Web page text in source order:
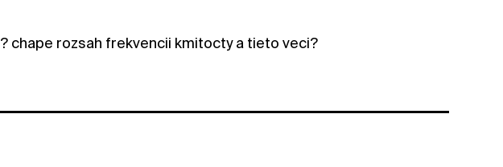
chape rozsah frekvencii kmitocty a tieto veci?